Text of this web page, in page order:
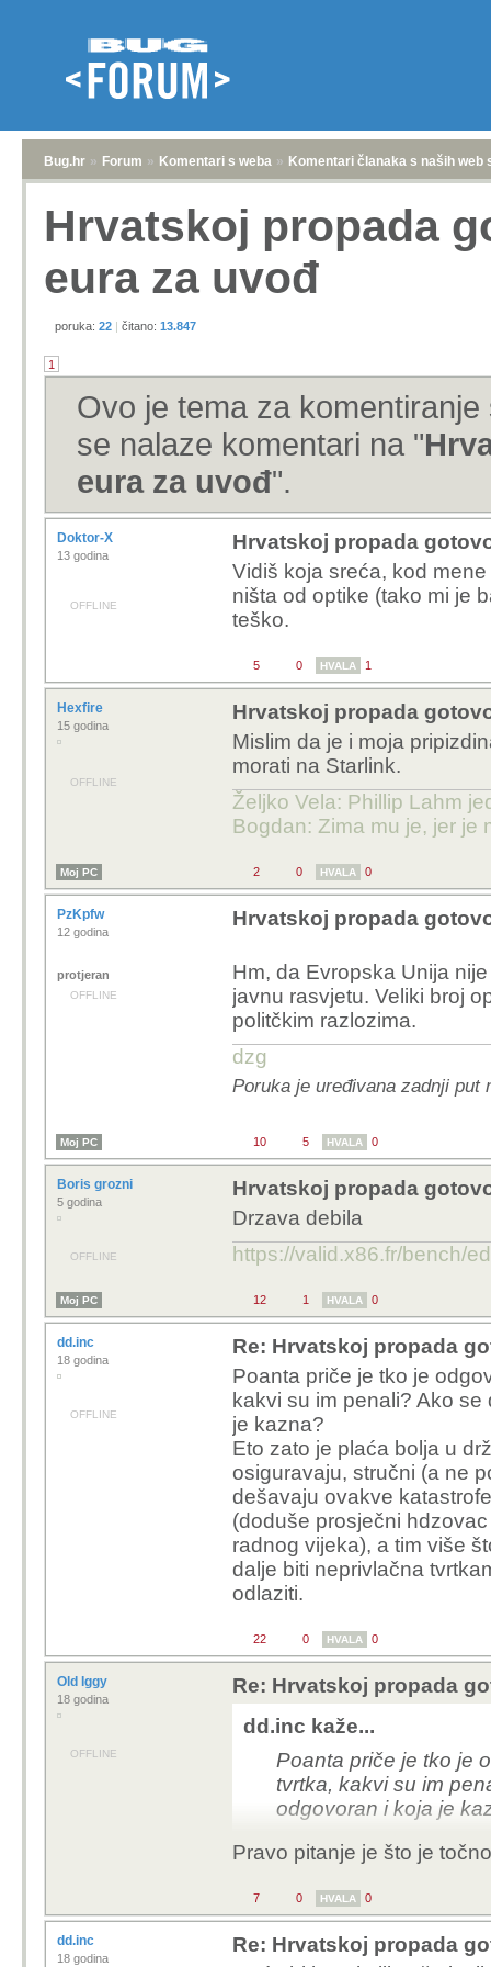
Bug.hr » Forum » Komentari s weba » Komentari članaka s naših web
Hrvatskoj propada
eura za uvođ
poruka: 22 | čitano: 13.847
1
Ovo je tema za
se nalaze komentari na "
eura za uvođ".
Doktor-X
13 godina
OFFLINE
Hrvatskoj propada
Vidiš koja sreća, kod
ništa od optike (tako mi je
teško.
5 0 HVALA 1
Hexfire
15 godina
OFFLINE
Hrvatskoj propada
Mislim da je i moja
morati na Starlink.
Željko Vela: Phillip Lahm
Bogdan: Zima mu je, jer je
Moj PC 2 0 HVALA 0
PzKpfw
12 godina
protjeran
OFFLINE
Hrvatskoj propada
Hm, da Evropska Unija
javnu rasvjetu. Veliki broj
politčkim razlozima.
dzg
Poruka je uređivana zadnji put
Moj PC 10 5 HVALA 0
Boris grozni
5 godina
OFFLINE
Hrvatskoj propada
Drzava debila
https://valid.x86.fr/bench/
Moj PC 12 1 HVALA 0
dd.inc
18 godina
OFFLINE
Re: Hrvatskoj propada
Poanta priče je tko je
kakvi su im penali? Ako
je kazna?
Eto zato je plaća bolja u
osiguravaju, stručni (a ne
dešavaju ovakve
(doduše prosječni
radnog vijeka), a tim više
dalje biti neprivlačna
odlaziti.
22 0 HVALA 0
Old Iggy
18 godina
OFFLINE
Re: Hrvatskoj propada
dd.inc kaže...
Poanta priče je tko je
tvrtka, kakvi su im
odgovoran i koja je
Pravo pitanje je što je
7 0 HVALA 0
dd.inc
18 godina
Re: Hrvatskoj propada